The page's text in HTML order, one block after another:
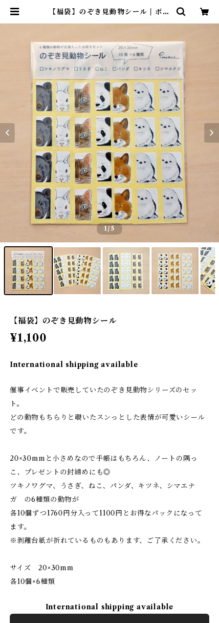
【福袋】のぞき見動物シール | ポン
1/5
【福袋】のぞき見動物シール
¥1,100
International shipping available
催事イベントで販売していたのぞき見動物シリーズのセッ
ト。
どの動物もちらりと覗いたスンっとした表情が可愛いシール
です。
20×30mmと小さめなので手帳はもちろん、ノートの隅っ
こ、プレゼントの封締めにも◎
ツキノワグマ、うさぎ、ねこ、パンダ、キツネ、シマエナ
ガ の6種類の動物が
各10個ずつ1760円分入って1100円とお得なパックになって
ます。
※剥離台紙が折れているものもあります、ご了承ください。
サイズ 20×30mm
各10個×6種類
International shipping available